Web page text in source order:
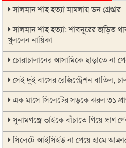
সালমান শাহ হত্যা মামলায় ডন গ্রেপ্তার
সালমান শাহ হত্যা: শাবনূরের জড়িত
খুললেন নায়িকা
চোরাচালানের আসামিকে ছাড়াতে না
সেই দুই বাসের রেজিস্ট্রেশন বাতিল,
এক মাসে সিলেটের সড়কে ঝরল ৩১
সুনামগঞ্জে ভাইকে বাঁচাতে গিয়ে প্রাণ
সিলেটে আইসিইউ না পেয়ে হামে